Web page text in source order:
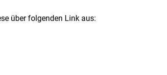
über folgenden Link aus: